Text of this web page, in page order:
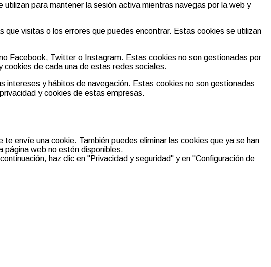
para mantener la sesión activa mientras navegas por la web y
visitas o los errores que puedes encontrar. Estas cookies se utilizan
Facebook, Twitter o Instagram. Estas cookies no son gestionadas por
de cada una de estas redes sociales.
intereses y hábitos de navegación. Estas cookies no son gestionadas
y cookies de estas empresas.
envíe una cookie. También puedes eliminar las cookies que ya se han
página web no estén disponibles.
haz clic en "Privacidad y seguridad" y en "Configuración de